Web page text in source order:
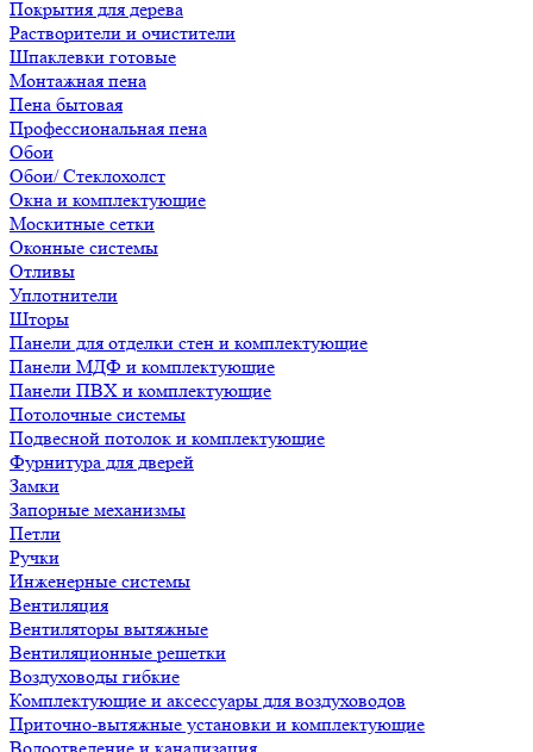
Покрытия для дерева
Растворители и очистители
Шпаклевки готовые
Монтажная пена
Пена бытовая
Профессиональная пена
Обои
Обои/ Стеклохолст
Окна и комплектующие
Москитные сетки
Оконные системы
Отливы
Уплотнители
Шторы
Панели для отделки стен и комплектующие
Панели МДФ и комплектующие
Панели ПВХ и комплектующие
Потолочные системы
Подвесной потолок и комплектующие
Фурнитура для дверей
Замки
Запорные механизмы
Петли
Ручки
Инженерные системы
Вентиляция
Вентиляторы вытяжные
Вентиляционные решетки
Воздуховоды гибкие
Комплектующие и аксессуары для воздуховодов
Приточно-вытяжные установки и комплектующие